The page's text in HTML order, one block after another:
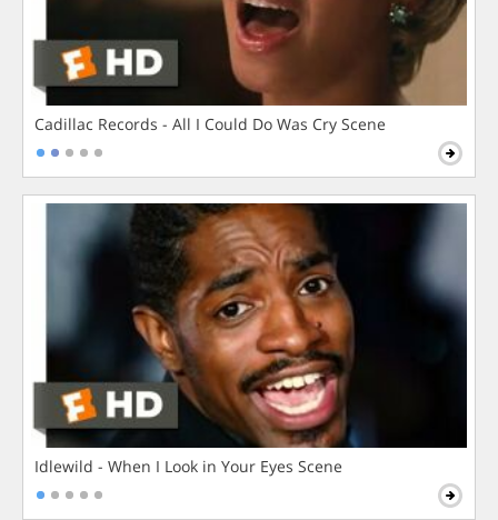
Cadillac Records - All I Could Do Was Cry Scene
Idlewild - When I Look in Your Eyes Scene